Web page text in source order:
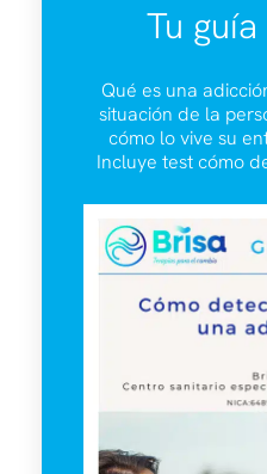
Tu
Qué es una
situación de la
cómo lo vive su
Incluye test cómo